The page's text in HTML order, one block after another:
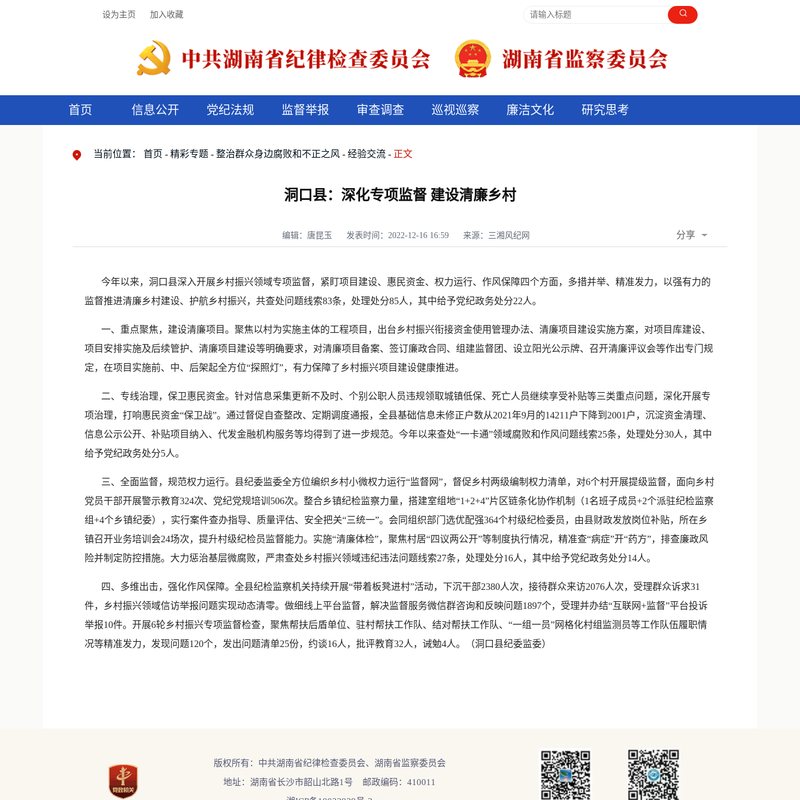
设为主页 加入收藏
首页 信息公开 党纪法规 监督举报 审查调查 巡视巡察 廉洁文化 研究思考
当前位置： 首页 精彩专题 整治群众身边腐败和不正之风 经验交流 正文
洞口县：深化专项监督 建设清廉乡村
编辑：唐昆玉 发表时间：2022-12-16 16:59 来源：三湘风纪网 分享
新浪微博
微信
今年以来，洞口县深入开展乡村振兴领域专项监督，紧盯项目建设、惠民资金、权力运行、作风保障四个方面，多措并举、精准发力，以强有力的
监督推进清廉乡村建设、护航乡村振兴，共查处问题线索83条，处理处分85人，其中给予党纪政务处分22人。
一、重点聚焦，建设清廉项目。聚焦以村为实施主体的工程项目，出台乡村振兴衔接资金使用管理办法、清廉项目建设实施方案，对项目库建设、
项目安排实施及后续管护、清廉项目建设等明确要求，对清廉项目备案、签订廉政合同、组建监督团、设立阳光公示牌、召开清廉评议会等作出专门规
定，在项目实施前、中、后架起全方位“探照灯”，有力保障了乡村振兴项目建设健康推进。
二、专线治理，保卫惠民资金。针对信息采集更新不及时、个别公职人员违规领取城镇低保、死亡人员继续享受补贴等三类重点问题，深化开展专
项治理，打响惠民资金“保卫战”。通过督促自查整改、定期调度通报，全县基础信息未修正户数从2021年9月的14211户下降到2001户，沉淀资金清理、
信息公示公开、补贴项目纳入、代发金融机构服务等均得到了进一步规范。今年以来查处“一卡通”领域腐败和作风问题线索25条，处理处分30人，其中
给予党纪政务处分5人。
三、全面监督，规范权力运行。县纪委监委全方位编织乡村小微权力运行“监督网”，督促乡村两级编制权力清单，对6个村开展提级监督，面向乡村
党员干部开展警示教育324次、党纪党规培训506次。整合乡镇纪检监察力量，搭建室组地“1+2+4”片区链条化协作机制（1名班子成员+2个派驻纪检监察
组+4个乡镇纪委），实行案件查办指导、质量评估、安全把关“三统一”。会同组织部门选优配强364个村级纪检委员，由县财政发放岗位补贴，所在乡
镇召开业务培训会24场次，提升村级纪检员监督能力。实施“清廉体检”，聚焦村居“四议两公开”等制度执行情况，精准查“病症”开“药方”，排查廉政风
险并制定防控措施。大力惩治基层微腐败，严肃查处乡村振兴领域违纪违法问题线索27条，处理处分16人，其中给予党纪政务处分14人。
四、多维出击，强化作风保障。全县纪检监察机关持续开展“带着板凳进村”活动，下沉干部2380人次，接待群众来访2076人次，受理群众诉求31
件，乡村振兴领域信访举报问题实现动态清零。做细线上平台监督，解决监督服务微信群咨询和反映问题1897个，受理并办结“互联网+监督”平台投诉
举报10件。开展6轮乡村振兴专项监督检查，聚焦帮扶后盾单位、驻村帮扶工作队、结对帮扶工作队、“一组一员”网格化村组监测员等工作队伍履职情
况等精准发力，发现问题120个，发出问题清单25份，约谈16人，批评教育32人，诫勉4人。（洞口县纪委监委）
版权所有：中共湖南省纪律检查委员会、湖南省监察委员会
地址：湖南省长沙市韶山北路1号 邮政编码：410011